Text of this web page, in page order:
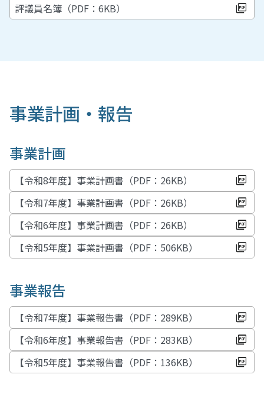
評議員名簿（PDF：6KB）
事業計画・報告
事業計画
【令和8年度】事業計画書（PDF：26KB）
【令和7年度】事業計画書（PDF：26KB）
【令和6年度】事業計画書（PDF：26KB）
【令和5年度】事業計画書（PDF：506KB）
事業報告
【令和7年度】事業報告書（PDF：289KB）
【令和6年度】事業報告書（PDF：283KB）
【令和5年度】事業報告書（PDF：136KB）